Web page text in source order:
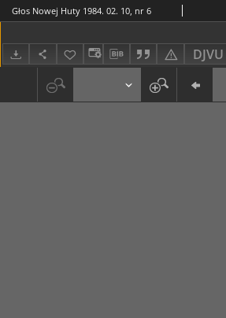
DJVU
Głos Nowej Huty 1984. 02. 10, nr 6